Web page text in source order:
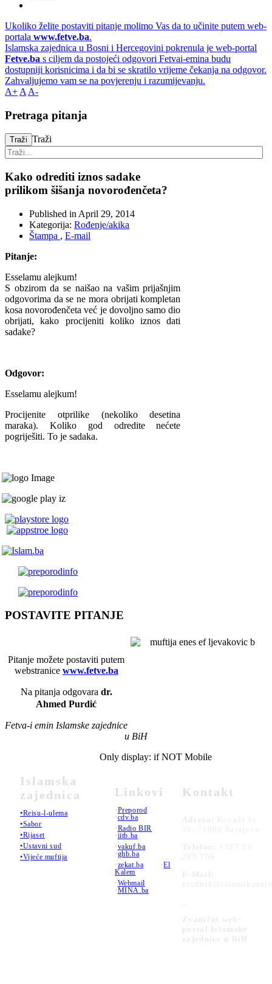
Ukoliko želite postaviti pitanje molimo Vas da to učinite putem web-
portala www.fetve.ba.
Islamska zajednica u Bosni i Hercegovini pokrenula je web-portal
Fetve.ba s ciljem da postojeći odgovori Fetvai-emina budu
dostupniji korisnicima i da bi se skratilo vrijeme čekanja na odgovor.
Zahvaljujemo vam se na povjerenju i razumijevanju.
A+ A A-
Pretraga pitanja
Traži Traži
Kako odrediti iznos sadake
prilikom šišanja novorođenčeta?
Published in April 29, 2014
Kategorija: Rođenje/akika
Štampa , E-mail
Pitanje:
Esselamu alejkum!
S obzirom da se naišao na vašim prijašnjim
odgovorima da se ne mora obrijati kompletan
kosa novorođenčeta već je dovoljno samo dio
obrijati, kako procijeniti koliko iznos dati
sadake?
Odgovor:
Esselamu alejkum!
Procijenite otprilike (nekoliko desetina
maraka). Koliko god odredite nećete
pogriješiti. To je sadaka.
POSTAVITE PITANJE
Pitanje možete postaviti putem
webstranice www.fetve.ba
Na pitanja odgovara dr.
Ahmed Purdić
Fetva-i emin Islamske zajednice
u BiH
Islamska
zajednica
•Reisu-l-ulema
•Sabor
•Rijaset
•Ustavni sud
•Vijeće muftija
Only display: if NOT Mobile
Linkovi
•Preporod
•cdv.ba
•Radio BIR
•iitb.ba
•vakuf.ba
•ghb.ba
•zekat.ba •El
Kalem
•Webmail
•MINA.ba
Kontakt
Adresa:
Kovači br.
36, 71000 Sarajevo
Telefon:
+387 33
289 700
E-Mail:
Zvanični web-
portal Islamske
zajednice u BiH